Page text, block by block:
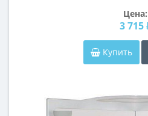
Цена:
3 715
Купить